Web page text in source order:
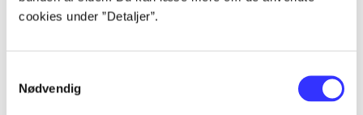
cookies under ”Detaljer”.
Nødvendig
...